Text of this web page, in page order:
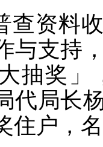
查资料
与支持
抽奖
代局长
住户，